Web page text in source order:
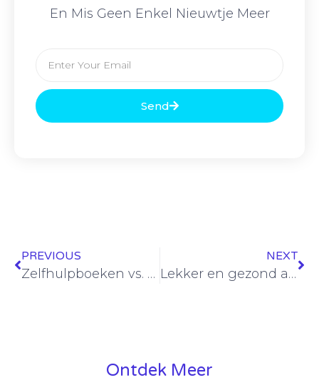
En Mis Geen Enkel Nieuwtje Meer
Send
PREVIOUS
Zelfhulpboeken vs. Live workshops: wat werkt beter voor jouw groei?
NEXT
Lekker en gezond afvallen met een gewichtsconsulent
Ontdek Meer